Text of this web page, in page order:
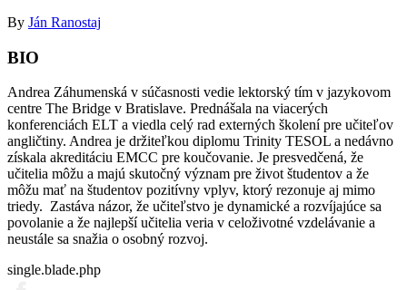
By Ján Ranostaj
BIO
Andrea Záhumenská v súčasnosti vedie lektorský tím v jazykovom
centre The Bridge v Bratislave. Prednášala na viacerých
konferenciách ELT a viedla celý rad externých školení pre učiteľov
angličtiny. Andrea je držiteľkou diplomu Trinity TESOL a nedávno
získala akreditáciu EMCC pre koučovanie. Je presvedčená, že
učitelia môžu a majú skutočný význam pre život študentov a že
môžu mať na študentov pozitívny vplyv, ktorý rezonuje aj mimo
triedy. Zastáva názor, že učiteľstvo je dynamické a rozvíjajúce sa
povolanie a že najlepší učitelia veria v celoživotné vzdelávanie a
neustále sa snažia o osobný rozvoj.
single.blade.php